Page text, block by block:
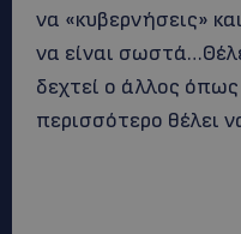
να «κυβερνήσεις»
να είναι
δεχτεί ο άλλος
περισσότερο θέλει